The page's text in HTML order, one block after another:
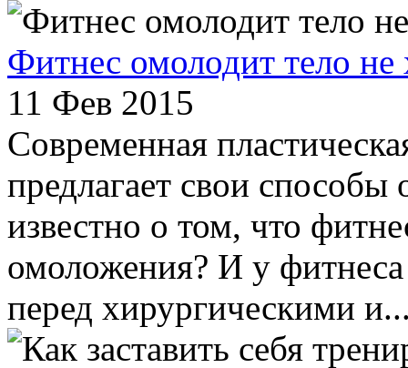
Фитнес омолодит тело не
11 Фев 2015
Современная
предлагает свои
известно о том, что
омоложения? И у
перед хирургическими